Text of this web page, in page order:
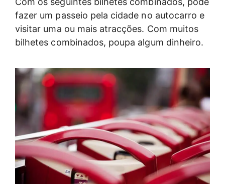
fazer um passeio pela cidade no autocarro e
visitar uma ou mais atracções. Com muitos
bilhetes combinados, poupa algum dinheiro.